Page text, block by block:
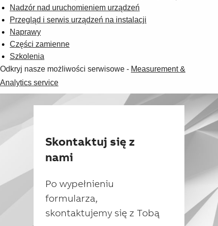
Nadzór nad uruchomieniem urządzeń
Przegląd i serwis urządzeń na instalacji
Naprawy
Części zamienne
Szkolenia
Odkryj nasze możliwości serwisowe - Measurement &
Analytics service
Skontaktuj się z
nami
Po wypełnieniu
formularza,
skontaktujemy się z Tobą